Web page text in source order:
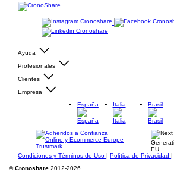
Ayuda
Profesionales
Clientes
Empresa
España
Italia Brasil
Condiciones y Términos de Uso | Política de Privacidad |
©Cronoshare 2012-2026